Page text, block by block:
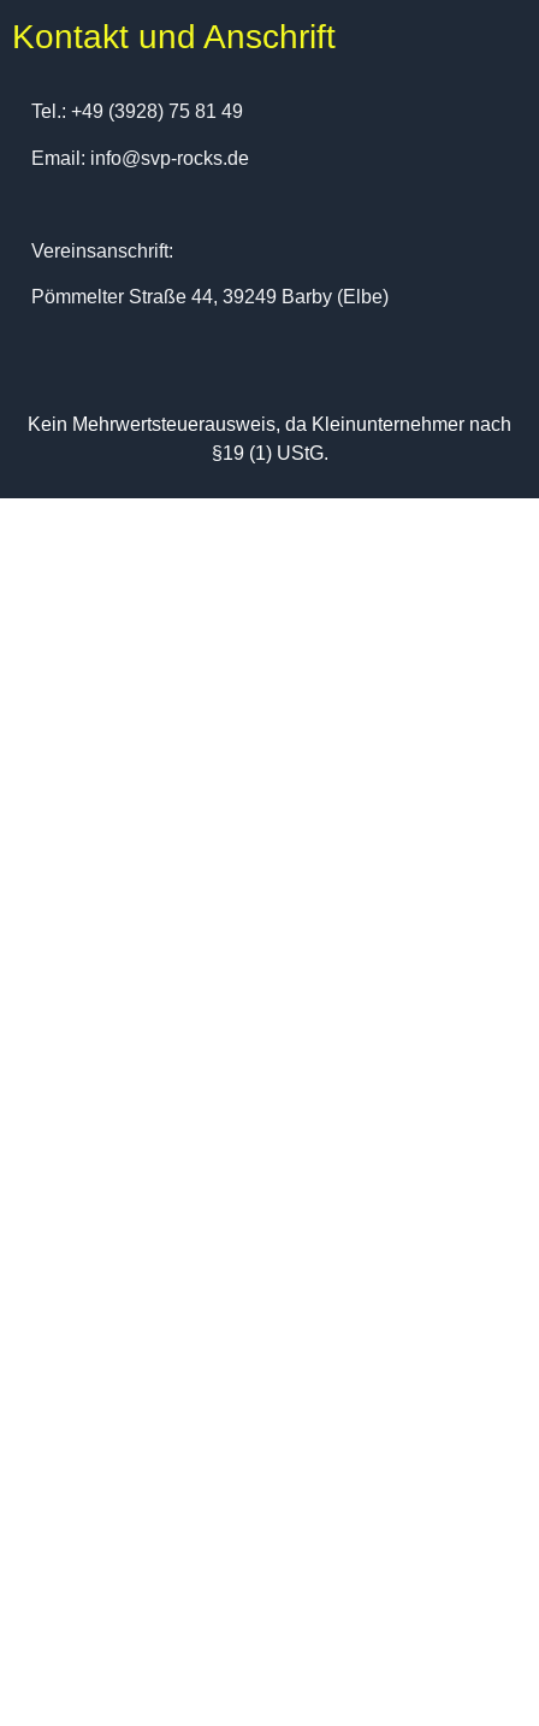
Kontakt und Anschrift
Tel.: +49 (3928) 75 81 49
Email: info@svp-rocks.de
Vereinsanschrift:
Pömmelter Straße 44, 39249 Barby (Elbe)
Kein Mehrwertsteuerausweis, da Kleinunternehmer nach
§19 (1) UStG.